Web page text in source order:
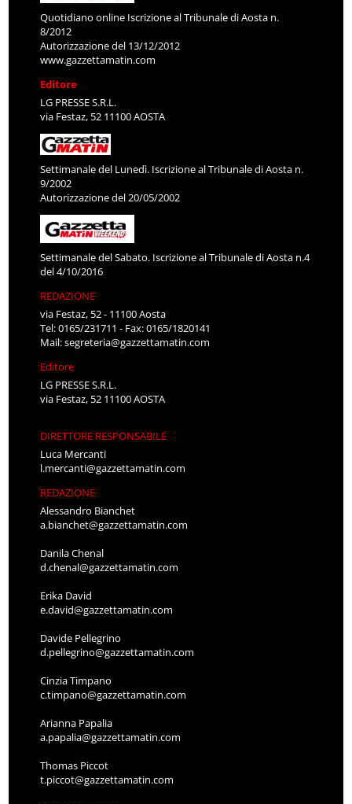
Quotidiano online Iscrizione al Tribunale di Aosta n.
8/2012
Autorizzazione del 13/12/2012
www.gazzettamatin.com
Editore
LG PRESSE S.R.L.
via Festaz, 52 11100 AOSTA
Settimanale del Lunedì. Iscrizione al Tribunale di Aosta n.
9/2002
Autorizzazione del 20/05/2002
Settimanale del Sabato. Iscrizione al Tribunale di Aosta n.4
del 4/10/2016
REDAZIONE
via Festaz, 52 - 11100 Aosta
Tel: 0165/231711 - Fax: 0165/1820141
Mail:segreteria@gazzettamatin.com
Editore
LG PRESSE S.R.L.
via Festaz, 52 11100 AOSTA
DIRETTORE RESPONSABILE
Luca Mercanti
l.mercanti@gazzettamatin.com
REDAZIONE
Alessandro Bianchet
a.bianchet@gazzettamatin.com
Danila Chenal
d.chenal@gazzettamatin.com
Erika David
e.david@gazzettamatin.com
Davide Pellegrino
d.pellegrino@gazzettamatin.com
Cinzia Timpano
c.timpano@gazzettamatin.com
Arianna Papalia
a.papalia@gazzettamatin.com
Thomas Piccot
t.piccot@gazzettamatin.com